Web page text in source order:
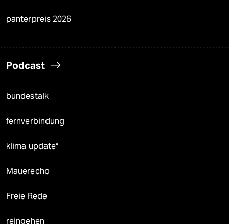
panterpreis 2026
Podcast
bundestalk
fernverbindung
klima update°
Mauerecho
Freie Rede
reingehen